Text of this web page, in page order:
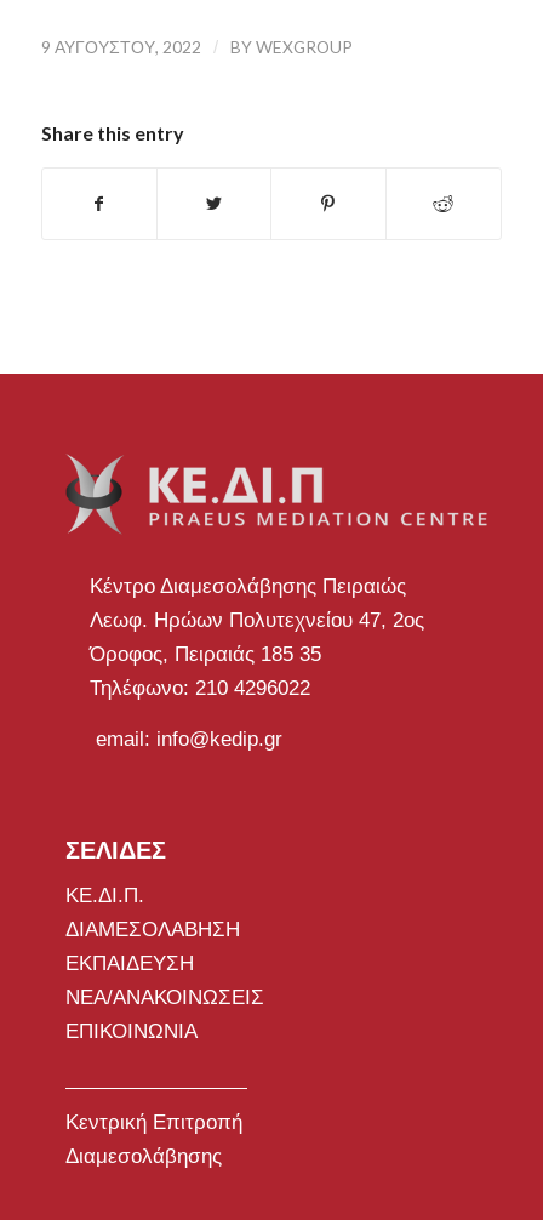
9 ΑΥΓΟΎΣΤΟΥ, 2022 / BYWEXGROUP
Share this entry
Κέντρο Διαμεσολάβησης Πειραιώς
Λεωφ. Ηρώων Πολυτεχνείου 47, 2ος
Όροφος, Πειραιάς 185 35
Τηλέφωνο: 210 4296022
email: info@kedip.gr
ΣΕΛΙΔΕΣ
ΚΕ.ΔΙ.Π.
ΔΙΑΜΕΣΟΛΑΒΗΣΗ
ΕΚΠΑΙΔΕΥΣΗ
ΝΕΑ/ΑΝΑΚΟΙΝΩΣΕΙΣ
ΕΠΙΚΟΙΝΩΝΙΑ
Κεντρική Επιτροπή
Διαμεσολάβησης